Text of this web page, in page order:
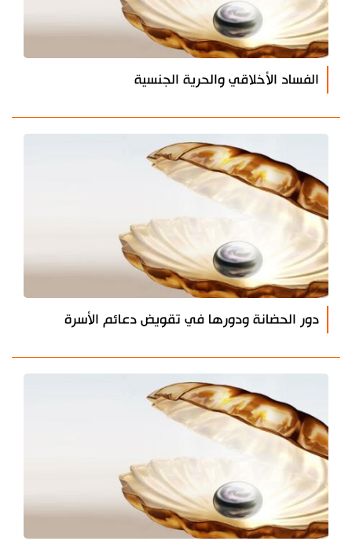
الفساد الأخلاقي والحرية الجنسية
دور الحضانة ودورها في تقويض دعائم الأسرة